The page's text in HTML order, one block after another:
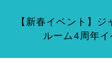
【新春イベント】
ルーム4周年イ